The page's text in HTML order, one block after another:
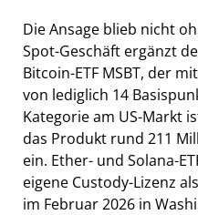
Die Ansage blieb nicht
Spot-Geschäft ergänzt
Bitcoin-ETF MSBT, der
von lediglich 14
Kategorie am US-Markt
das Produkt rund 211
ein. Ether- und Solana-
eigene Custody-Lizenz
im Februar 2026 in